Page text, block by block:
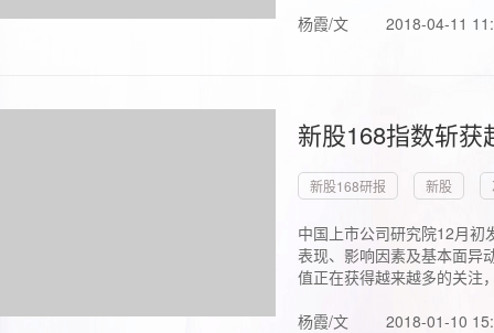
杨霞/文 2018-04-11
新股168指数斩
新股168研报 新股
中国上市公司研究院12月初
表现、影响因素及基本面异
值正在获得越来越多的关注
杨霞/文
2018-01-10